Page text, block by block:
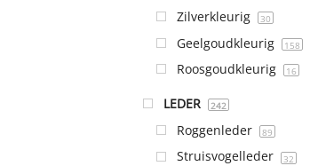
Zilverkleurig 30
Geelgoudkleurig 158
Roosgoudkleurig 16
LEDER 242
Roggenleder 89
Struisvogelleder 32